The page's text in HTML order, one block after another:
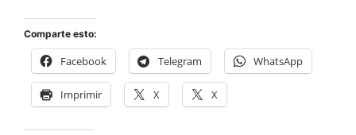
Comparte esto:
Facebook Telegram WhatsApp
Imprimir X X